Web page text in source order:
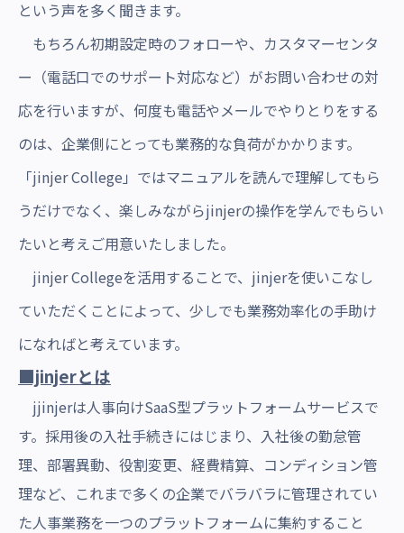
という声を多く聞きます。
もちろん初期設定時のフォローや、カスタマーセンタ
ー（電話口でのサポート対応など）がお問い合わせの対
応を行いますが、何度も電話やメールでやりとりをする
のは、企業側にとっても業務的な負荷がかかります。
「jinjer College」ではマニュアルを読んで理解してもら
うだけでなく、楽しみながらjinjerの操作を学んでもらい
たいと考えご用意いたしました。
jinjer Collegeを活用することで、jinjerを使いこなし
ていただくことによって、少しでも業務効率化の手助け
になればと考えています。
■jinjerとは
jjinjerは人事向けSaaS型プラットフォームサービスで
す。採用後の入社手続きにはじまり、入社後の勤怠管
理、部署異動、役割変更、経費精算、コンディション管
理など、これまで多くの企業でバラバラに管理されてい
た人事業務を一つのプラットフォームに集約すること